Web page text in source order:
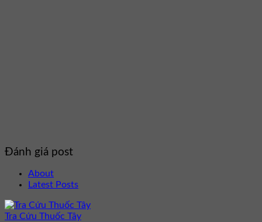
Đánh giá post
About
Latest Posts
Tra Cứu Thuốc Tây